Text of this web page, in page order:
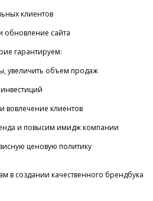
клиентов
обновление сайта
гарантируем:
увеличить объем продаж
вовлечение клиентов
и повысим имидж компании
ценовую политику
в создании качественного брендбука